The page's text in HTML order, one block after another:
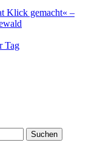
Klick gemacht« –
Tag
Suchen